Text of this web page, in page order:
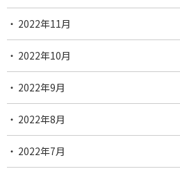
2022年11月
2022年10月
2022年9月
2022年8月
2022年7月